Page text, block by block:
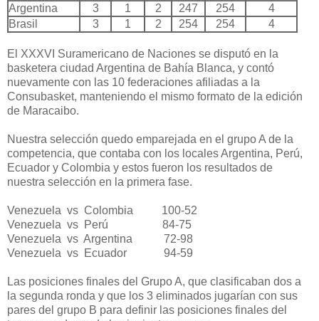
Argentina
3 1 2 247 254
4
Brasil
3 1 2 254 254 4
El XXXVI Suramericano de Naciones se disputó en la
basketera ciudad Argentina de Bahía Blanca, y contó
nuevamente con las 10 federaciones afiliadas a la
Consubasket, manteniendo el mismo formato de la edición
de Maracaibo.
Nuestra selección quedo emparejada en el grupo A de la
competencia, que contaba con los locales Argentina, Perú,
Ecuador y Colombia y estos fueron los resultados de
nuestra selección en la primera fase.
Venezuela vs Colombia 100-52
Venezuela vs Perú 84-75
Venezuela vs Argentina 72-98
Venezuela vs Ecuador 94-59
Las posiciones finales del Grupo A, que clasificaban dos a
la segunda ronda y que los 3 eliminados jugarían con sus
pares del grupo B para definir las posiciones finales del